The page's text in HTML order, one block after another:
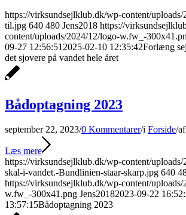
https://virksundsejlklub.dk/wp-content/uploads/
til.jpg 640 480 Jens2018 https://
content/uploads/2024/12/logo-w.fw_-
09-27 12:56:51 2025-02-10 12:35:42Forlæng
det sjovere på vandet hele året
Bådoptagning 2023
september 22, 2023/0 Kommentarer/i Forside/af
Læs mere
https://virksundsejlklub.dk/wp-content/
skal-i-vandet.-Bundlinien-staar-skarp.jpg 640
https://virksundsejlklub.dk/wp-content/
w.fw_-300x41.png Jens20182023-09-22
13:57:15Bådoptagning 2023